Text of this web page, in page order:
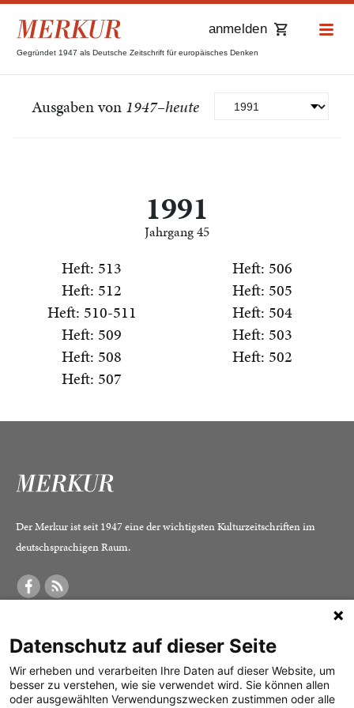
Gegründet 1947 als Deutsche Zeitschrift für europäisches Denken
anmelden
Ausgaben von 1947–heute
1991
Jahrgang 45
Heft: 513
Heft: 512
Heft: 510-511
Heft: 509
Heft: 508
Heft: 507
Heft: 506
Heft: 505
Heft: 504
Heft: 503
Heft: 502
Der Merkur ist seit 1947 eine der wichtigsten Kulturzeitschriften im
deutschsprachigen Raum.
Was ist der Merkur?
Herausgeber /
Redaktion
Alle Abos im Überblick
Print-Abo
Digital-Abo
Impressum
Datenschutz
Mediadaten
Datenschutz auf dieser Seite
Wir erheben und verarbeiten Ihre Daten auf dieser Website, um
besser zu verstehen, wie sie verwendet wird. Sie können allen
oder ausgewählten Verwendungszwecken zustimmen oder alle